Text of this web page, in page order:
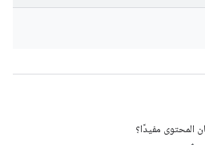
المحتوى مفيدًا؟